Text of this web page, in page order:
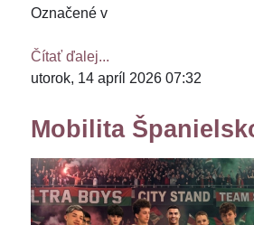
Označené v
Čítať ďalej...
utorok, 14 apríl 2026 07:32
Mobilita